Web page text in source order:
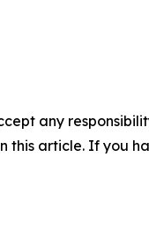
any
article. If you